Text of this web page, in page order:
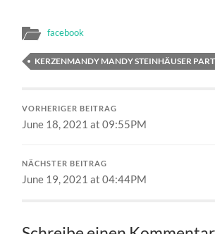
facebook
KERZENMANDY MANDY STEINHÄUSER
VORHERIGER BEITRAG
June 18, 2021 at 09:55PM
NÄCHSTER BEITRAG
June 19, 2021 at 04:44PM